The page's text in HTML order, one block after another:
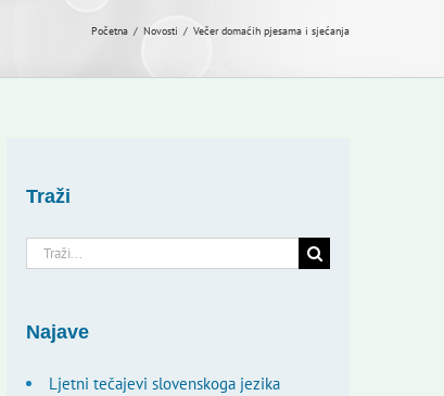
Početna Novosti Večer domaćih pjesama i sjećanja
Traži
Traži...
Najave
Ljetni tečajevi slovenskoga jezika